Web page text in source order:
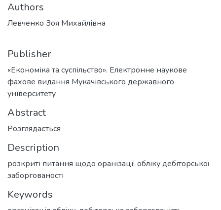
Authors
Левченко Зоя Михайлівна
Publisher
«Економіка та суспільство». Електронне наукове
фахове видання Мукачівського державного
університету
Abstract
Розглядається
Description
розкриті питання щодо оранізації обліку дебіторської
заборгованості
Keywords